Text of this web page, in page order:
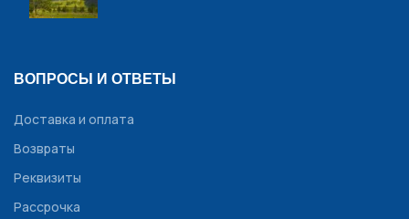
ВОПРОСЫ И ОТВЕТЫ
Доставка и оплата
Возвраты
Реквизиты
Рассрочка